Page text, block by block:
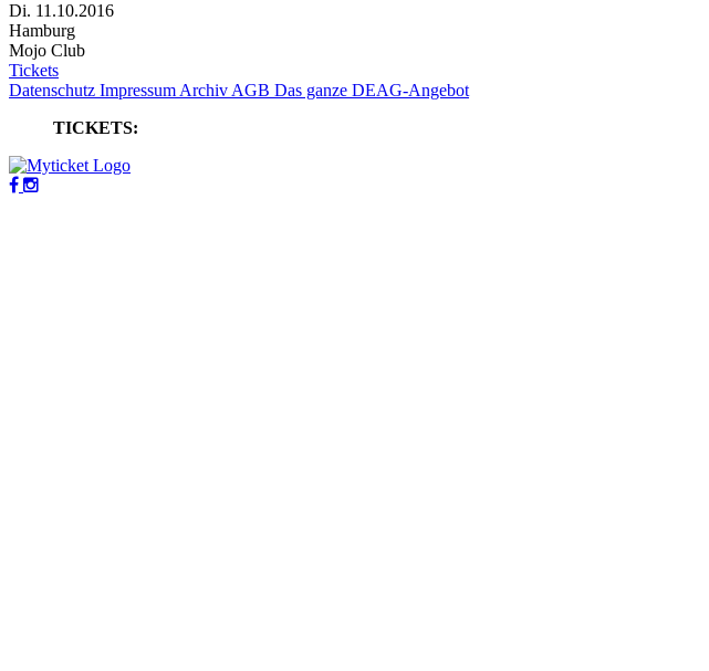
Di. 11.10.2016
Hamburg
Mojo Club
Tickets
Datenschutz Impressum Archiv AGB Das ganze DEAG-Angebot
TICKETS: